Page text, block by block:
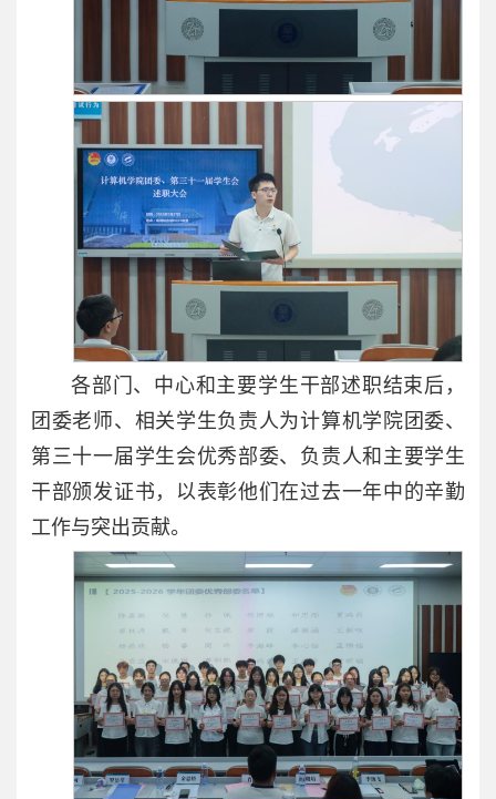
各部门、中心和主要学生干部述职结束后，
团委老师、相关学生负责人为计算机学院团委、
第三十一届学生会优秀部委、负责人和主要学生
干部颁发证书，以表彰他们在过去一年中的辛勤
工作与突出贡献。